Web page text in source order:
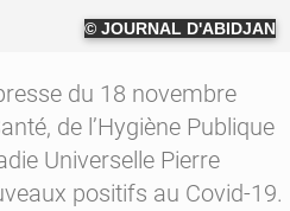
© JOURNAL D'ABIDJAN
du 18 novembre
de l’Hygiène Publique
Universelle Pierre
positifs au Covid-19.